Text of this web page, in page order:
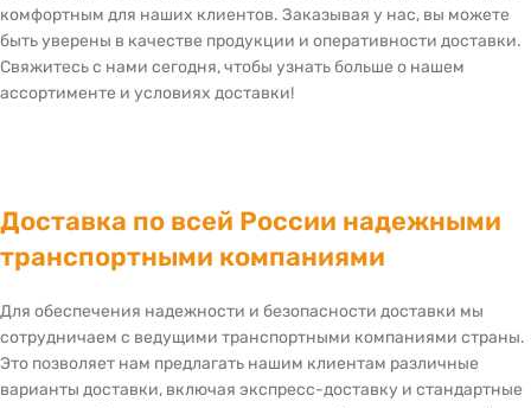
комфортным для наших клиентов. Заказывая у нас, вы можете
быть уверены в качестве продукции и оперативности доставки.
Свяжитесь с нами сегодня, чтобы узнать больше о нашем
ассортименте и условиях доставки!
Доставка по всей России надежными
транспортными компаниями
Для обеспечения надежности и безопасности доставки мы
сотрудничаем с ведущими транспортными компаниями страны.
Это позволяет нам предлагать нашим клиентам различные
варианты доставки, включая экспресс-доставку и стандартные